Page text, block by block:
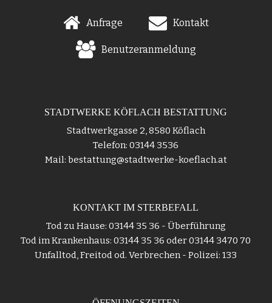
Anfrage Kontakt
Benutzeranmeldung
STADTWERKE KÖFLACH BESTATTUNG
Stadtwerkgasse 2, 8580 Köflach
Telefon: 03144 3536
Mail: bestattung@stadtwerke-koeflach.at
KONTAKT IM STERBEFALL
Tod zu Hause: 03144 35 36 - Überführung
Tod im Krankenhaus: 03144 35 36 oder 03144 3470 70
Unfalltod, Freitod od. Verbrechen - Polizei: 133